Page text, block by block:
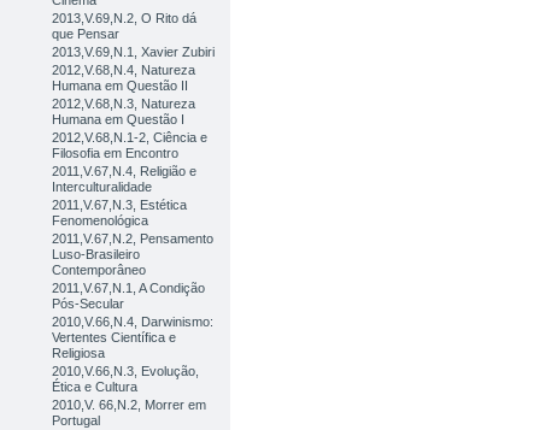
2013,V.69,N.2, O Rito dá
que Pensar
2013,V.69,N.1, Xavier Zubiri
2012,V.68,N.4, Natureza
Humana em Questão II
2012,V.68,N.3, Natureza
Humana em Questão I
2012,V.68,N.1-2, Ciência e
Filosofia em Encontro
2011,V.67,N.4, Religião e
Interculturalidade
2011,V.67,N.3, Estética
Fenomenológica
2011,V.67,N.2, Pensamento
Luso-Brasileiro
Contemporâneo
2011,V.67,N.1, A Condição
Pós-Secular
2010,V.66,N.4, Darwinismo:
Vertentes Científica e
Religiosa
2010,V.66,N.3, Evolução,
Ética e Cultura
2010,V. 66,N.2, Morrer em
Portugal